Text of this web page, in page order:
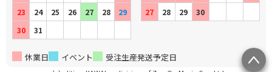
23
24 25 26 27 28
29
30
31
27
28 29 30
休業日 イベント 受注生産発送予定日